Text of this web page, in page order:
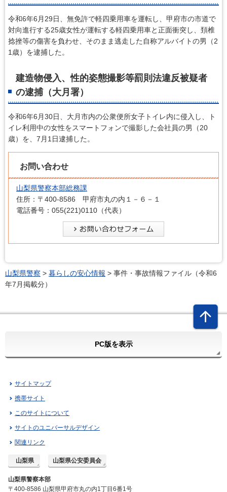
令和6年6月29日、無免許で軽四乗用車を運転し、甲府市の市道で
対向進行する25歳女性が運転する軽四乗用車と正面衝突し、頚椎
捻挫等の傷害を負わせ、そのまま逃走した自称アルバイトの男（2
1歳）を逮捕した。
建造物侵入、性的姿態撮影等罰則法違反被疑者
の逮捕（大月署）
令和6年6月30日、大月市内の公衆便所女子トイレ内に侵入し、ト
イレ利用中の女性をスマートフォンで撮影した会社員の男（20
歳）を、7月1日逮捕した。
お問い合わせ
山梨県警察本部総務課
住所：〒400-8586 甲府市丸の内１－６－１
電話番号：055(221)0110（代表）
山梨県警察 > 暮らしの安心情報 > 事件・事故情報ファイル（令和6
年7月掲載分）
PC版を表示
サイトマップ
携帯サイト
このサイトについて
サイトのユニバーサルデザイン
関連リンク
山梨県 山梨県公安委員会
山梨県警察本部
〒400-8586 山梨県甲府市丸の内1丁目6番1号